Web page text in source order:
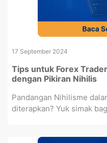
17 September 2024
Tips untuk Forex
dengan Pikiran Nihilis
Pandangan Nihilisme
diterapkan? Yuk simak